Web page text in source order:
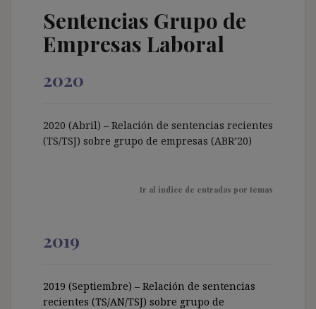
Sentencias Grupo de
Empresas Laboral
2020
2020 (Abril) – Relación de sentencias recientes
(TS/TSJ) sobre grupo de empresas (ABR’20)
Ir al índice de entradas por temas
2019
2019 (Septiembre) – Relación de sentencias
recientes (TS/AN/TSJ) sobre grupo de